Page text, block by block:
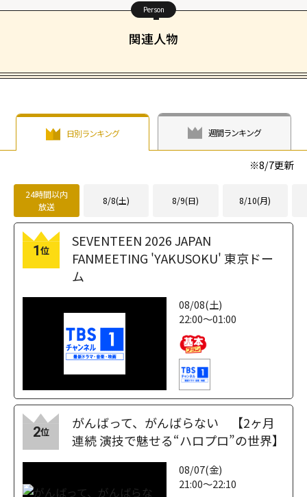
Person
関連人物
日別ランキング 週間ランキング
※8/7更新
24時間以内
放送
8/8(土) 8/9(日) 8/10(月)
1位
SEVENTEEN 2026 JAPAN
FANMEETING 'YAKUSOKU' 東京ドー
ム
08/08(土)
22:00～01:00
2位
がんばって、がんばらない 【2ヶ月
連続 演技で魅せる“ハロプロ”の世界】
08/07(金)
21:00～22:10